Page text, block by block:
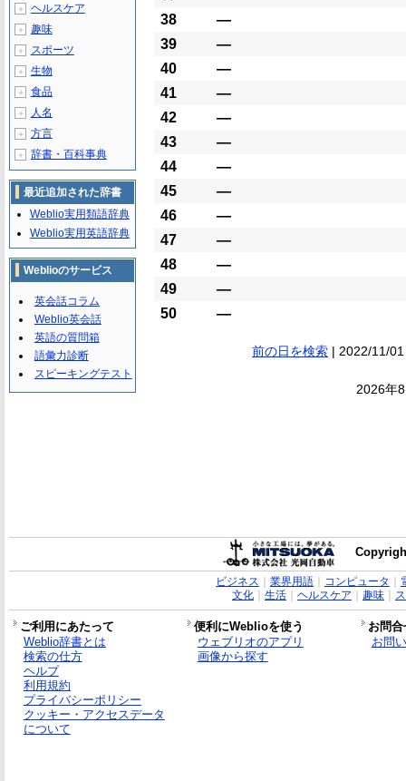
38
―
39
―
40
―
41
―
42
―
43
―
44
―
45
―
46
―
47
―
48
―
49
―
50
―
前の日を検索| 2022/11/
2026年
＋ ヘルスケア
＋ 趣味
＋ スポーツ
＋ 生物
＋ 食品
＋ 人名
＋ 方言
＋ 辞書・百科事典
最近追加された辞書
Weblio実用類語辞典
Weblio実用英語辞典
Weblioのサービス
英会話コラム
Weblio英会話
英語の質問箱
語彙力診断
スピーキングテスト
ビジネス 業界用語｜ コンピュータ
文化｜ 生活｜ ヘルスケア 趣味｜
ご利用にあたって 便利にWeblioを使う
お問
Weblio辞書とは
検索の仕方
ヘルプ
利用規約
プライバシーポリシー
クッキー・アクセスデータ
について
ウェブリオのアプリ
画像から探す
お問